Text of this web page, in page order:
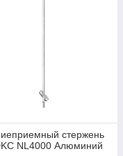
стержень
NL4000 Алюминий